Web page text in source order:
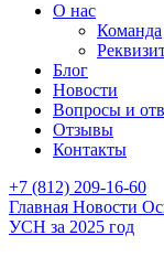
О нас
Команда
Блог
Новости
Вопросы и
Отзывы
Контакты
+7 (812) 209-16-60
Главная Новости
УСН за 2025 год